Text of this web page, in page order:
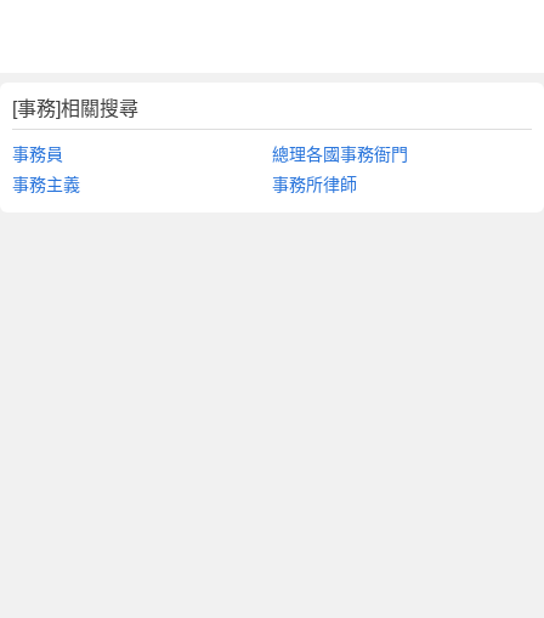
[事務]相關搜尋
事務員
總理各國事務衙門
事務主義
事務所律師